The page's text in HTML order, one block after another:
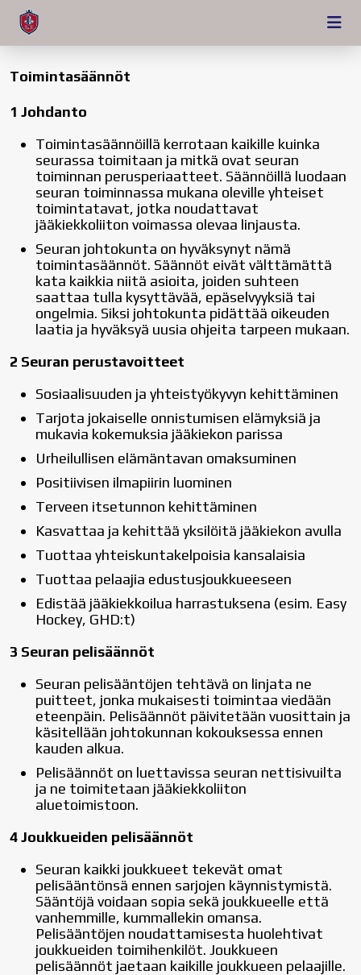
Toimintasäännöt
1 Johdanto
Toimintasäännöillä kerrotaan kaikille kuinka
seurassa toimitaan ja mitkä ovat seuran
toiminnan perusperiaatteet. Säännöillä luodaan
seuran toiminnassa mukana oleville yhteiset
toimintatavat, jotka noudattavat
jääkiekkoliiton voimassa olevaa linjausta.
Seuran johtokunta on hyväksynyt nämä
toimintasäännöt. Säännöt eivät välttämättä
kata kaikkia niitä asioita, joiden suhteen
saattaa tulla kysyttävää, epäselvyyksiä tai
ongelmia. Siksi johtokunta pidättää oikeuden
laatia ja hyväksyä uusia ohjeita tarpeen mukaan.
2 Seuran perustavoitteet
Sosiaalisuuden ja yhteistyökyvyn kehittäminen
Tarjota jokaiselle onnistumisen elämyksiä ja
mukavia kokemuksia jääkiekon parissa
Urheilullisen elämäntavan omaksuminen
Positiivisen ilmapiirin luominen
Terveen itsetunnon kehittäminen
Kasvattaa ja kehittää yksilöitä jääkiekon avulla
Tuottaa yhteiskuntakelpoisia kansalaisia
Tuottaa pelaajia edustusjoukkueeseen
Edistää jääkiekkoilua harrastuksena (esim. Easy
Hockey, GHD:t)
3 Seuran pelisäännöt
Seuran pelisääntöjen tehtävä on linjata ne
puitteet, jonka mukaisesti toimintaa viedään
eteenpäin. Pelisäännöt päivitetään vuosittain ja
käsitellään johtokunnan kokouksessa ennen
kauden alkua.
Pelisäännöt on luettavissa seuran nettisivuilta
ja ne toimitetaan jääkiekkoliiton
aluetoimistoon.
4 Joukkueiden pelisäännöt
Seuran kaikki joukkueet tekevät omat
pelisääntönsä ennen sarjojen käynnistymistä.
Sääntöjä voidaan sopia sekä joukkueelle että
vanhemmille, kummallekin omansa.
Pelisääntöjen noudattamisesta huolehtivat
joukkueiden toimihenkilöt. Joukkueen
pelisäännöt jaetaan kaikille joukkueen pelaajille.